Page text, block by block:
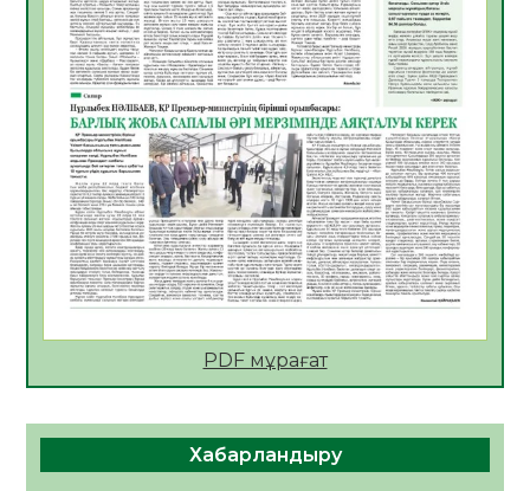
Мектептен – Ұлттық ұлан сапына
04.08.2026
34
Үкіметтік емес ұйымдарға арналған
сыйлықақы конкурсына өтінім қабылдау
басталды
04.08.2026
38
Үкіметте Президенттің отандық тауарды
қолдау жөніндегі тапсырмаларының
жүзеге асырылу барысы қаралуда
Жазғы лагерьде оқушылармен
профилактикалық кездесу өтті
04.08.2026
47 0
Құрылтай: Қызылордада 1344 комиссия
PDF мұрағат
Хабарландыру